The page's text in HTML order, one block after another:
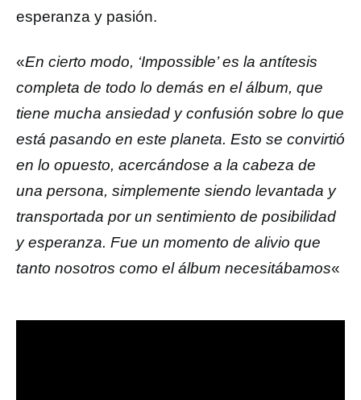
esperanza y pasión.
«En cierto modo, ‘Impossible’ es la antítesis
completa de todo lo demás en el álbum, que
tiene mucha ansiedad y confusión sobre lo que
está pasando en este planeta. Esto se convirtió
en lo opuesto, acercándose a la cabeza de
una persona, simplemente siendo levantada y
transportada por un sentimiento de posibilidad
y esperanza. Fue un momento de alivio que
tanto nosotros como el álbum necesitábamos«